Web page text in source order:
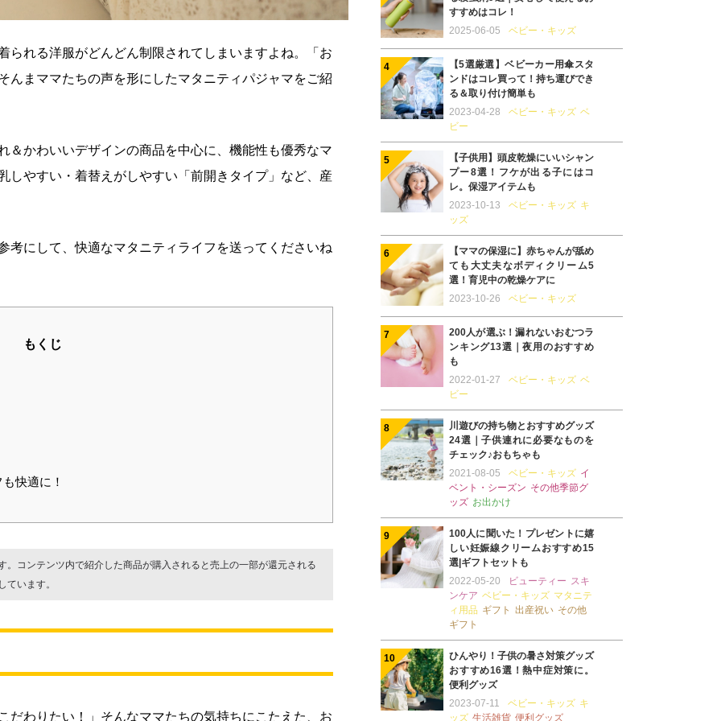
られる洋服がどんどん制限されてしまいますよね。「お
んまママたちの声を形にしたマタニティパジャマをご紹
＆かわいいデザインの商品を中心に、機能性も優秀なマ
しやすい・着替えがしやすい「前開きタイプ」など、産
考にして、快適なマタニティライフを送ってくださいね
もくじ
快適に！
コンテンツ内で紹介した商品が購入されると売上の一部が還元される
います。
だわりたい！」そんなママたちの気持ちにこたえた、お
すすめはコレ！
2025-06-05
ベビー・キッズ
【5選厳選】ベビーカー用傘スタ
ンドはコレ買って！持ち運びでき
る＆取り付け簡単も
2023-04-28
ベビー・キッズ ベ
ビー
【子供用】頭皮乾燥にいいシャン
プー8選！フケが出る子にはコ
レ。保湿アイテムも
2023-10-13
ベビー・キッズ キ
ッズ
【ママの保湿に】赤ちゃんが舐め
ても大丈夫なボディクリーム5
選！育児中の乾燥ケアに
2023-10-26
ベビー・キッズ
200人が選ぶ！漏れないおむつラ
ンキング13選｜夜用のおすすめ
も
2022-01-27
ベビー・キッズ ベ
ビー
川遊びの持ち物とおすすめグッズ
24選｜子供連れに必要なものを
チェック♪おもちゃも
2021-08-05
ベビー・キッズ イ
ベント・シーズン その他季節グ
ッズ お出かけ
100人に聞いた！プレゼントに嬉
しい妊娠線クリームおすすめ15
選|ギフトセットも
2022-05-20
ビューティー スキ
ンケア ベビー・キッズ マタニテ
ィ用品 ギフト 出産祝い その他
ギフト
ひんやり！子供の暑さ対策グッズ
おすすめ16選！熱中症対策に。
便利グッズ
2023-07-11
ベビー・キッズ キ
ッズ 生活雑貨 便利グッズ